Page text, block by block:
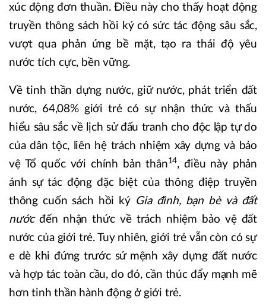
xúc động đơn thuần. Điều này cho thấy hoạt động
truyền thông sách hồi ký có sức tác động sâu sắc,
vượt qua phản ứng bề mặt, tạo ra thái độ yêu
nước tích cực, bền vững.
Về tinh thần dựng nước, giữ nước, phát triển đất
nước, 64,08% giới trẻ có sự nhận thức và thấu
hiểu sâu sắc về lịch sử đấu tranh cho độc lập tự do
của dân tộc, liên hệ trách nhiệm xây dựng và bảo
vệ Tổ quốc với chính bản thân14, điều này phản
ánh sự tác động đặc biệt của thông điệp truyền
thông cuốn sách hồi ký Gia đình, bạn bè và đất
nướcđến nhận thức về trách nhiệm bảo vệ đất
nước của giới trẻ. Tuy nhiên, giới trẻ vẫn còn có sự
e dè khi đứng trước sứ mệnh xây dựng đất nước
và hợp tác toàn cầu, do đó, cần thúc đẩy mạnh mẽ
hơn tinh thần hành động ở giới trẻ.